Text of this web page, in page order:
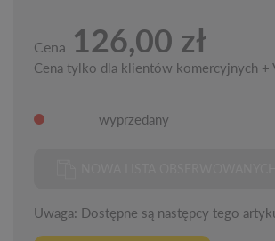
Cena 126,00 zł
Cena tylko dla klientów komercyjnych +
wyprzedany
Uwaga: Dostępne są następcy tego